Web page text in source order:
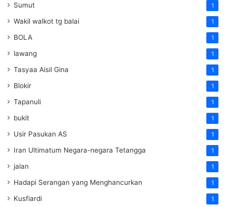
Sumut 1
Wakil walkot tg balai 1
BOLA 1
lawang 1
Tasyaa Aisil Gina 1
Blokir 1
Tapanuli 1
bukit 1
Usir Pasukan AS 1
Iran Ultimatum Negara-negara Tetangga 1
jalan 1
Hadapi Serangan yang Menghancurkan 1
Kusfiardi 1